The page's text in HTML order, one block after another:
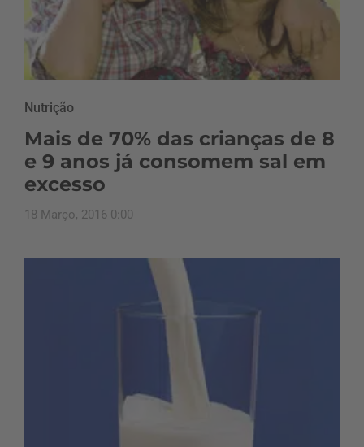
Nutrição
Mais de 70% das crianças de 8
e 9 anos já consomem sal em
excesso
18 Março, 2016 0:00